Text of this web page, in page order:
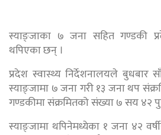
स्याङ्जाका ७ जना सहित गण्डकी
थपिएका छन् ।
प्रदेश स्वास्थ्य निर्देशनालयले बुधबार
स्याङ्जामा ७ जना गरी १३ जना थप
गण्डकीमा संक्रमितको संख्या ७ सय ४२
स्याङ्जामा थपिनेमध्येका १ जना ४२